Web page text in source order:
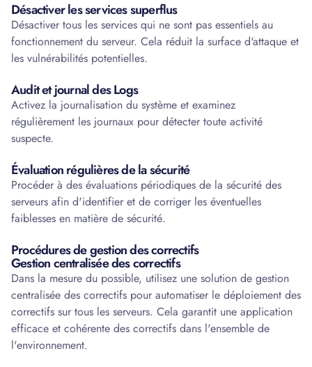
Désactiver les services superflus
Désactiver tous les services qui ne sont pas essentiels au
fonctionnement du serveur. Cela réduit la surface d'attaque et
les vulnérabilités potentielles.
Audit et journal des Logs
Activez la journalisation du système et examinez
régulièrement les journaux pour détecter toute activité
suspecte.
Évaluation régulières de la sécurité
Procéder à des évaluations périodiques de la sécurité des
serveurs afin d'identifier et de corriger les éventuelles
faiblesses en matière de sécurité.
Procédures de gestion des correctifs
Gestion centralisée des correctifs
Dans la mesure du possible, utilisez une solution de gestion
centralisée des correctifs pour automatiser le déploiement des
correctifs sur tous les serveurs. Cela garantit une application
efficace et cohérente des correctifs dans l'ensemble de
l'environnement.